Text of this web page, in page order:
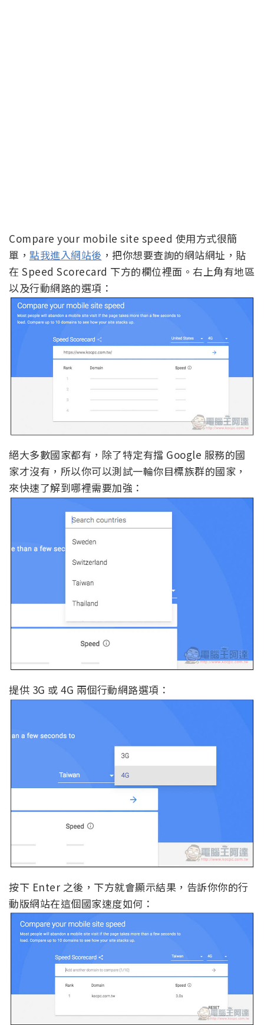
Compare your mobile site speed 使用方式很簡
單， 點我進入網站後 ，把你想要查詢的網站網址，貼
在 Speed Scorecard 下方的欄位裡面。右上角有地區
以及行動網路的選項：
絕大多數國家都有，除了特定有擋 Google 服務的國
家才沒有，所以你可以測試一輪你目標族群的國家，
來快速了解到哪裡需要加強：
提供 3G 或 4G 兩個行動網路選項：
按下 Enter 之後，下方就會顯示結果，告訴你你的行
動版網站在這個國家速度如何：